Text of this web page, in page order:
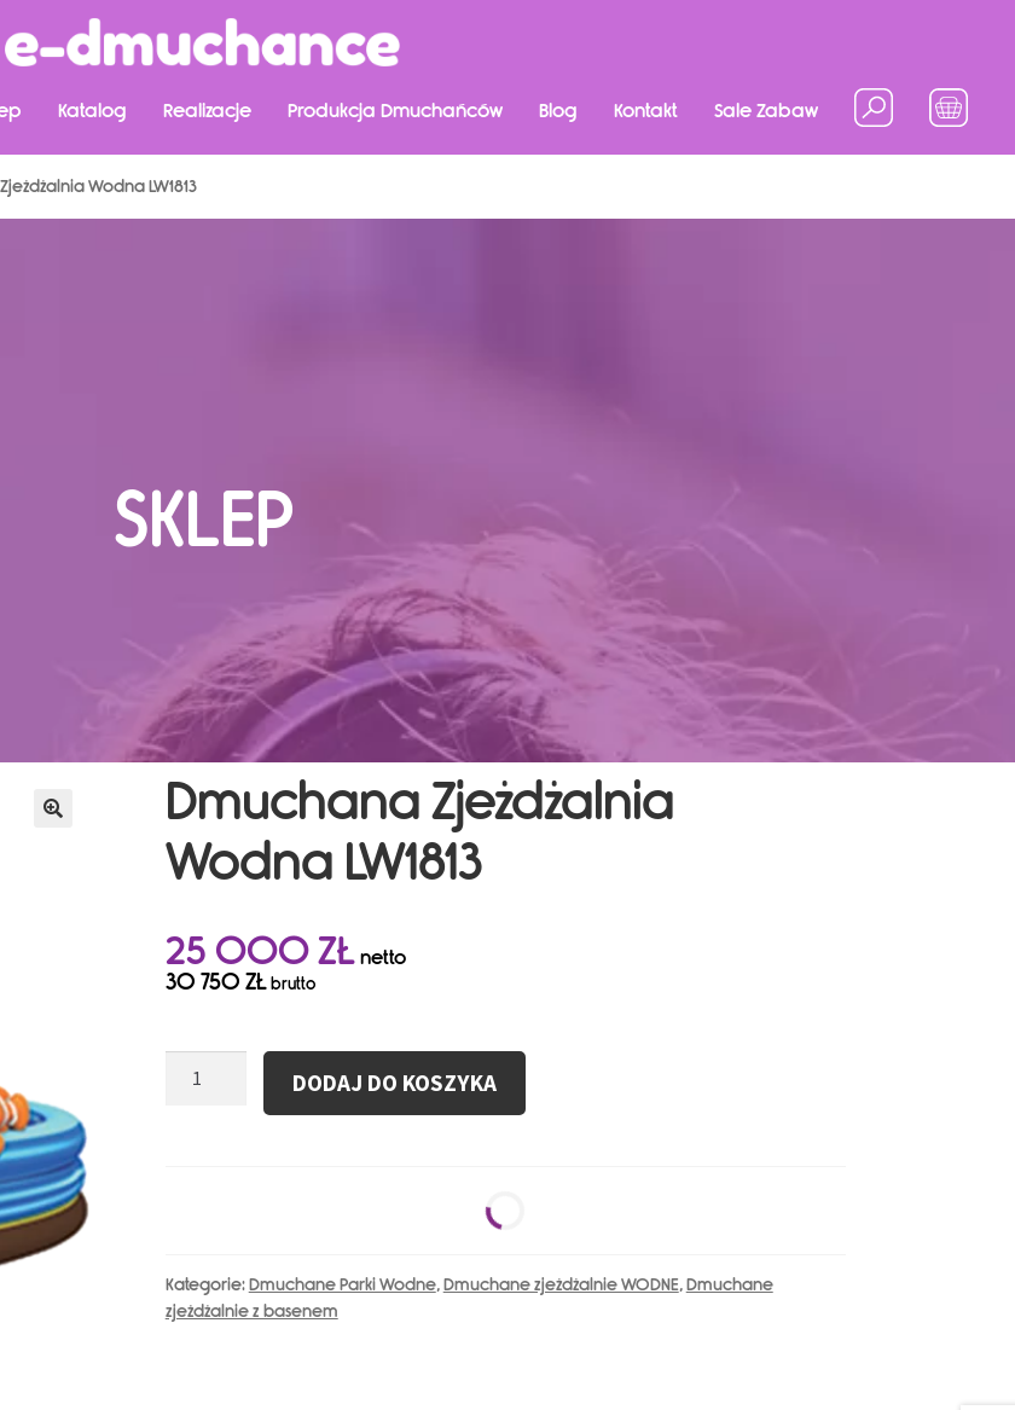
Katalog Realizacje Produkcja Dmuchańców Blog Kontakt Sale Zabaw
Wodna LW1813
Dmuchana Zjeżdżalnia
Wodna LW1813
25 000ZŁnetto
30 750 ZŁbrutto
DODAJ DO KOSZYKA
Kategorie:Dmuchane Parki Wodne,Dmuchane zjeżdżalnie WODNE,Dmuchane
zjeżdżalnie z basenem